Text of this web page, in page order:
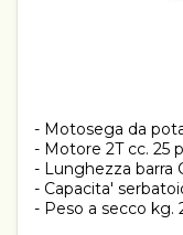
- Motosega da
- Motore 2T cc. 25
- Lunghezza barra
- Capacita'
- Peso a secco kg.